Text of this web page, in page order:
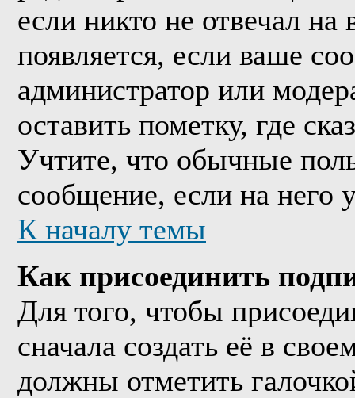
если никто не отвечал
появляется, если ваше
администратор или
оставить пометку, где
Учтите, что обычные
сообщение, если на него
К началу темы
Как присоединить
Для того, чтобы
сначала создать её в
должны отметить